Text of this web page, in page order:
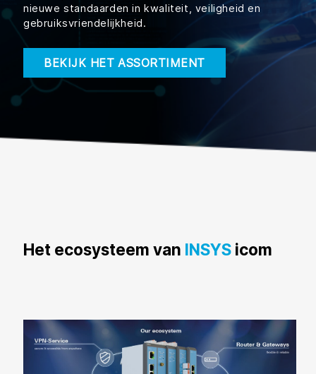
nieuwe standaarden in kwaliteit, veiligheid en
gebruiksvriendelijkheid.
BEKIJK HET ASSORTIMENT
Het ecosysteem van INSYS icom